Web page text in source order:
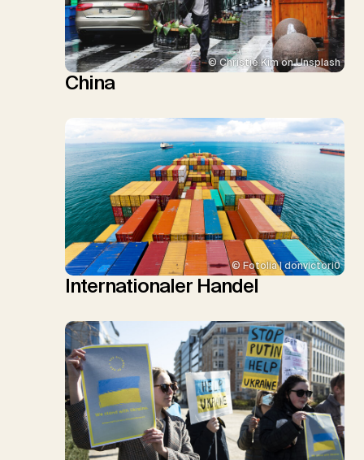
© Christie Kim on Unsplash
China
© Fotolia | donvictori0
Internationaler Handel